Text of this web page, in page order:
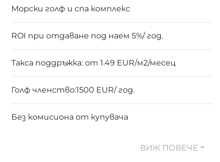
Морски голф и спа комплекс
ROI при отдаване под наем 5%/ год.
Такса поддръжка: от 1.49 EUR/м2/месец
Голф членство:1500 EUR/ год.
Без комисиона от купувача
ВИЖ ПОВЕЧЕ